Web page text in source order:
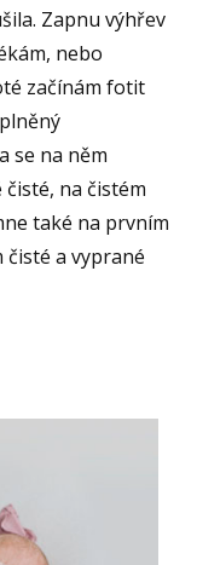
Zapnu výhřev
nebo
začínám fotit
se na něm
na čistém
také na prvním
čisté a vyprané